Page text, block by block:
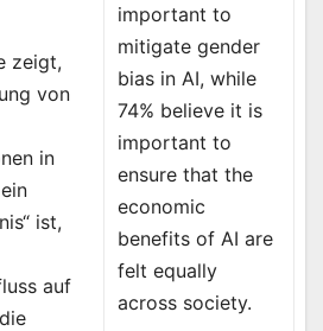
zeigt,
von
in
ist,
auf
important to
mitigate gender
bias in AI, while
74% believe it is
important to
ensure that the
economic
benefits of AI are
felt equally
across society.